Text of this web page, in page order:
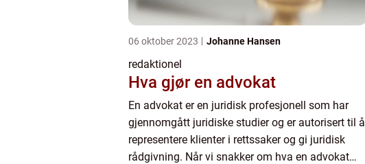
06 oktober 2023 Johanne Hansen
redaktionel
Hva gjør en advokat
En advokat er en juridisk profesjonell som har
gjennomgått juridiske studier og er autorisert til å
representere klienter i rettssaker og gi juridisk
rådgivning. Når vi snakker om hva en advokat